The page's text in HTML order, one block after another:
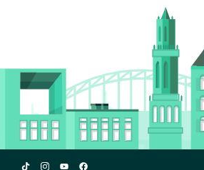
Studiekeuze123
Studiekeuze123
Studiekeuze123
Studiekeuze123